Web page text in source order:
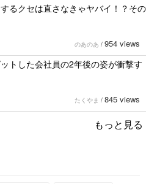
るクセは直さなきゃヤバイ！？その
のあのあ / 954 views
トした会社員の2年後の姿が衝撃す
たくやま / 845 views
もっと見る